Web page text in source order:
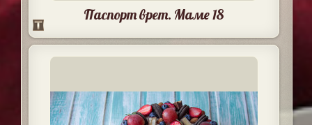
Паспорт врет. Маме 18